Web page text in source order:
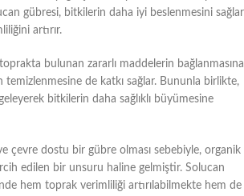
gübresi, bitkilerin daha iyi beslenmesini sağlar
artırır.
bulunan zararlı maddelerin bağlanmasına
temizlenmesine de katkı sağlar. Bununla birlikte,
bitkilerin daha sağlıklı büyümesine
çevre dostu bir gübre olması sebebiyle, organik
edilen bir unsuru haline gelmiştir. Solucan
hem toprak verimliliği artırılabilmekte hem de